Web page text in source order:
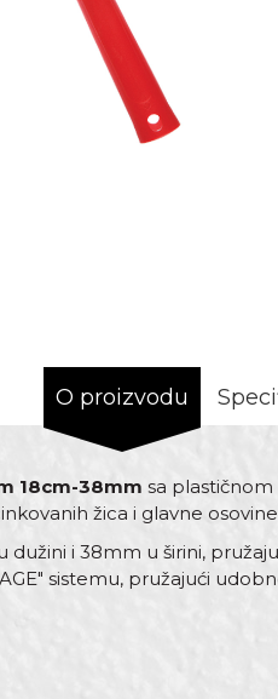
O proizvodu
18cm-38mm sa plastičnom
žica i glavne
dužini i 38mm u širini,
sistemu, pružajući